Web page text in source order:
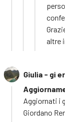
altre
Giulia - gi
Aggiornati i
Giordano